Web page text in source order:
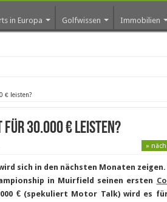
in Europa Golfwissen Immobilien
Golf-Commun
€ leisten?
30.000 € leisten?
»
sich in den nächsten Monaten
in Muirfield seinen ersten
€ (spekuliert Motor Talk) wird es